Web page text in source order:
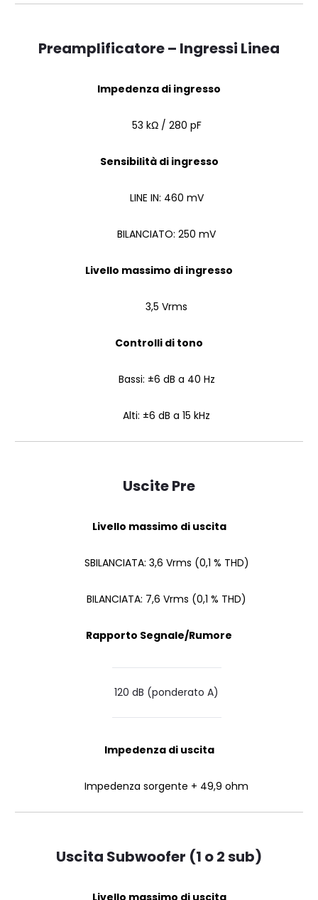
Preamplificatore – Ingressi Linea
Impedenza di ingresso
53 kΩ / 280 pF
Sensibilità di ingresso
LINE IN: 460 mV
BILANCIATO: 250 mV
Livello massimo di ingresso
3,5 Vrms
Controlli di tono
Bassi: ±6 dB a 40 Hz
Alti: ±6 dB a 15 kHz
Uscite Pre
Livello massimo di uscita
SBILANCIATA: 3,6 Vrms (0,1 % THD)
BILANCIATA: 7,6 Vrms (0,1 % THD)
Rapporto Segnale/Rumore
120 dB (ponderato A)
Impedenza di uscita
Impedenza sorgente + 49,9 ohm
Uscita Subwoofer (1 o 2 sub)